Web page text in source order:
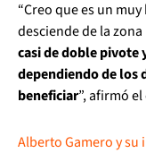
“Creo que es un
desciende de la zona
casi de doble pivote
dependiendo de los
beneficiar”, afirmó
Alberto Gamero y su